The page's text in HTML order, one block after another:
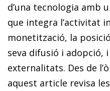
d’una tecnologia amb
que integra l’activitat
monetització, la
seva difusió i adopció,
externalitats. Des de
aquest article revisa